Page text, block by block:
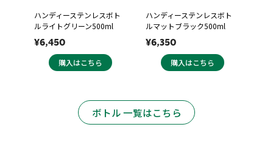
ハンディーステンレスボト
ルライトグリーン500ml
¥6,450
購入はこちら
ハンディーステンレスボト
ルマットブラック500ml
¥6,350
購入はこちら
ボトル 一覧はこちら